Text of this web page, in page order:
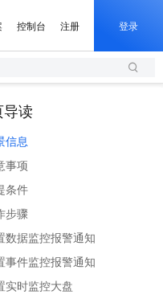
控制台 注册 登录
读
信息
事项
条件
步骤
数据监控报警通知
事件监控报警通知
实时监控大盘
别与合成
Flash
器
服务（原SSL证书）
，呈现可信的WEB访问
理平台 DataWorks
生可编辑精美 PPT 文稿
, 轻松生成专业的 PPT
帕鲁游戏服务器
联机服务器，轻松开启游戏
站式动画创作平台
的高质量长漫剧
微信、支付宝小程序
快速应用到小程序
AI 生产力的边界
愿
，Agent 创客手把手教你
OPC 创新助力计划
补贴，五大权
速 OPC 成功
作计划
伙伴赋能合作
作计划
与认证
管理后台